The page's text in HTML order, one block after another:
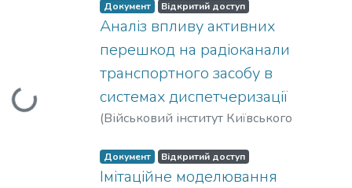
поліграфічний центр "Київський
університет",2008)Карпенко, Борис
Олексійович Авдєєнко, Гліб
Леонідович ; Федоров, Володимир
Іванович
Вантажиться...
Документ Відкритий доступ
Аналіз впливу активних
перешкод на радіоканали
транспортного засобу в
системах диспетчеризації
(Військовий інститут Київського
Тараса Шевченка,2008)Авдєєнко, Гліб
Леонідович
Документ Відкритий доступ
Імітаційне моделювання